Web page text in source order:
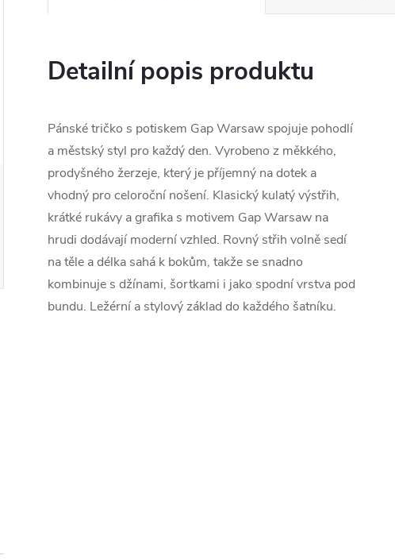
Detailní popis produktu
Pánské tričko s potiskem Gap Warsaw spojuje pohodlí
a městský styl pro každý den. Vyrobeno z měkkého,
prodyšného žerzeje, který je příjemný na dotek a
vhodný pro celoroční nošení. Klasický kulatý výstřih,
krátké rukávy a grafika s motivem Gap Warsaw na
hrudi dodávají moderní vzhled. Rovný střih volně sedí
na těle a délka sahá k bokům, takže se snadno
kombinuje s džínami, šortkami i jako spodní vrstva pod
bundu. Ležérní a stylový základ do každého šatníku.